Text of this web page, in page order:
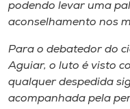
podendo levar uma
aconselhamento nos
Para o debatedor do
Aguiar, o luto é visto
qualquer despedida
acompanhada pela